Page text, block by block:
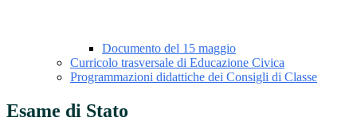
Documento del 15 maggio
Curricolo trasversale di Educazione Civica
Programmazioni didattiche dei Consigli di Classe
Esame di Stato